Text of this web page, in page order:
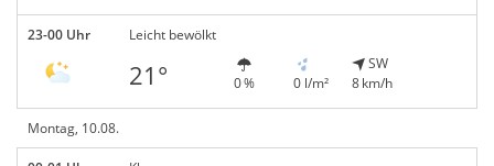
23-00 Uhr Leicht bewölkt
21° 0 % 0 l/m²
SW
8 km/h
Montag, 10.08.